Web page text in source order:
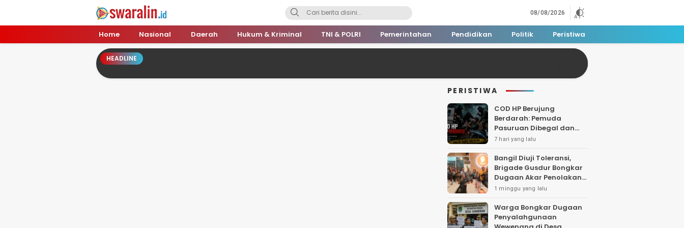
Swara Lin
Independent, Tajam & Profesional
08/08/2026
Home Nasional Daerah Hukum & Kriminal TNI & POLRI Pemerintahan Pendidikan Politik Peristiwa
HEADLINE
PERISTIWA
COD HP Berujung
Berdarah: Pemuda
Pasuruan Dibegal dan
Dibacok di Tengah Hutan
7 hari yang lalu
Bangil Diuji Toleransi,
Brigade Gusdur Bongkar
Dugaan Akar Penolakan
Tempat Ibadah
1 minggu yang lalu
Warga Bongkar Dugaan
Penyalahgunaan